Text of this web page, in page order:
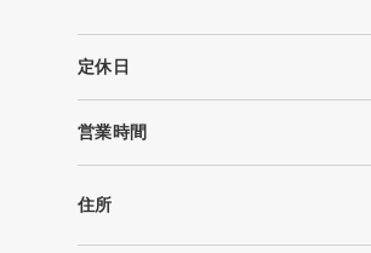
定休日
営業時間
住所